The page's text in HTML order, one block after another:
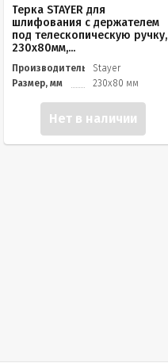
Терка STAYER для
шлифования с держателем
под телескопическую ручку,
230x80мм,...
Производитель
Stayer
Размер, мм
230x80 мм
Нет в наличии